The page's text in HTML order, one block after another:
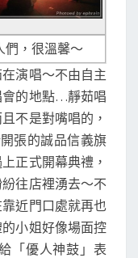
，很溫馨～
演唱～不由自主
會的地點…靜茹唱
不是對嘴唱的，
張的誠品信義旗
正式開幕典禮，
往店裡湧去～不
近門口處就再也
小姐好像場面控
「優人神鼓」表